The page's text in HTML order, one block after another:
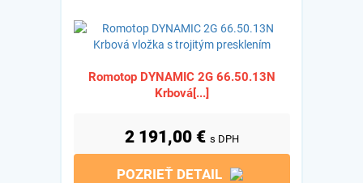
Romotop DYNAMIC 2G 66.50.13N
Krbová[...]
2 191,00 € s DPH
POZRIEŤ DETAIL